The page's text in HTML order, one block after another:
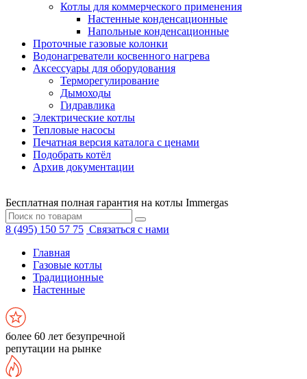
Котлы для коммерческого применения
Настенные конденсационные
Напольные конденсационные
Проточные газовые колонки
Водонагреватели косвенного нагрева
Аксессуары для оборудования
Терморегулирование
Дымоходы
Гидравлика
Электрические котлы
Тепловые насосы
Печатная версия каталога с ценами
Подобрать котёл
Архив документации
Бесплатная полная гарантия на котлы Immergas
8 (495) 150 57 75 Связаться с нами
Главная
Газовые котлы
Традиционные
Настенные
более 60 лет безупречной
репутации на рынке